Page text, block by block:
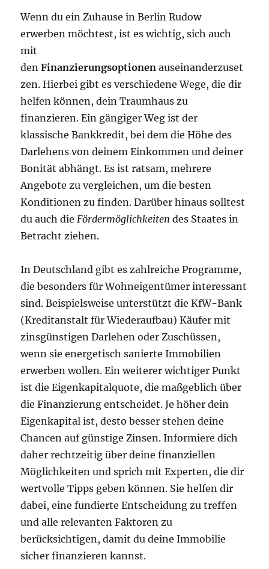
Wenn du ein Zuhause in Berlin Rudow
erwerben möchtest, ist es wichtig, sich auch
mit
denFinanzierungsoptionen auseinanderzuset
zen. Hierbei gibt es verschiedene Wege, die dir
helfen können, dein Traumhaus zu
finanzieren. Ein gängiger Weg ist der
klassische Bankkredit, bei dem die Höhe des
Darlehens von deinem Einkommen und deiner
Bonität abhängt. Es ist ratsam, mehrere
Angebote zu vergleichen, um die besten
Konditionen zu finden. Darüber hinaus solltest
du auch dieFördermöglichkeiten des Staates in
Betracht ziehen.
In Deutschland gibt es zahlreiche Programme,
die besonders für Wohneigentümer interessant
sind. Beispielsweise unterstützt die KfW-Bank
(Kreditanstalt für Wiederaufbau) Käufer mit
zinsgünstigen Darlehen oder Zuschüssen,
wenn sie energetisch sanierte Immobilien
erwerben wollen. Ein weiterer wichtiger Punkt
ist die Eigenkapitalquote, die maßgeblich über
die Finanzierung entscheidet. Je höher dein
Eigenkapital ist, desto besser stehen deine
Chancen auf günstige Zinsen. Informiere dich
daher rechtzeitig über deine finanziellen
Möglichkeiten und sprich mit Experten, die dir
wertvolle Tipps geben können. Sie helfen dir
dabei, eine fundierte Entscheidung zu treffen
und alle relevanten Faktoren zu
berücksichtigen, damit du deine Immobilie
sicher finanzieren kannst.